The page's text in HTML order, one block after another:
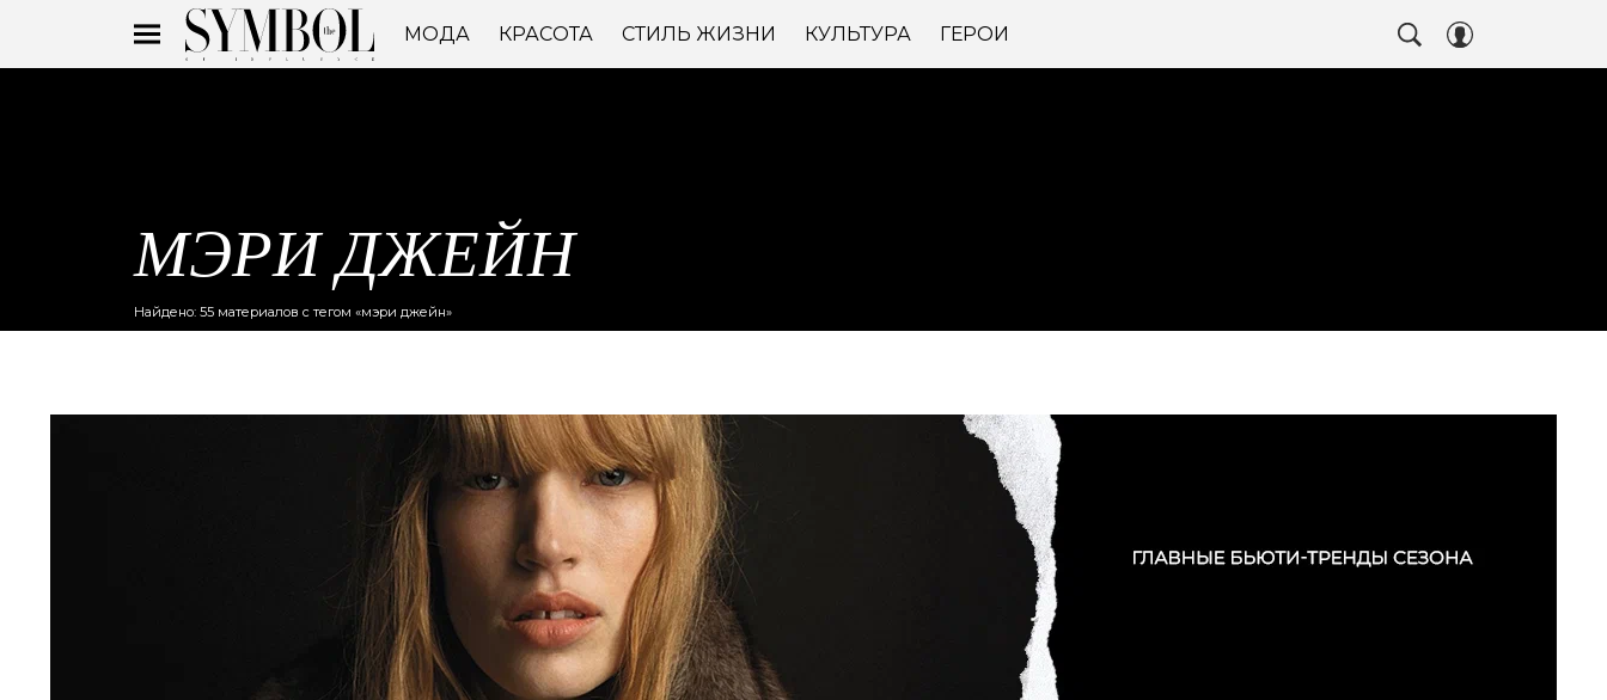
МОДА КРАСОТА СТИЛЬ ЖИЗНИ КУЛЬТУРА ГЕРОИ
МЭРИ ДЖЕЙН
Найдено: 55 материалов с тегом «мэри джейн»